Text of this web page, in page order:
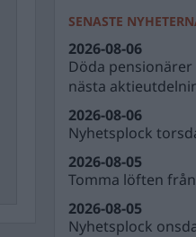
SENASTE
Döda
nästa
2026-08-06
Nyhetsplock
2026-08-06
Tomma löften
2026-08-05
Nyhetsplock
2026-08-05